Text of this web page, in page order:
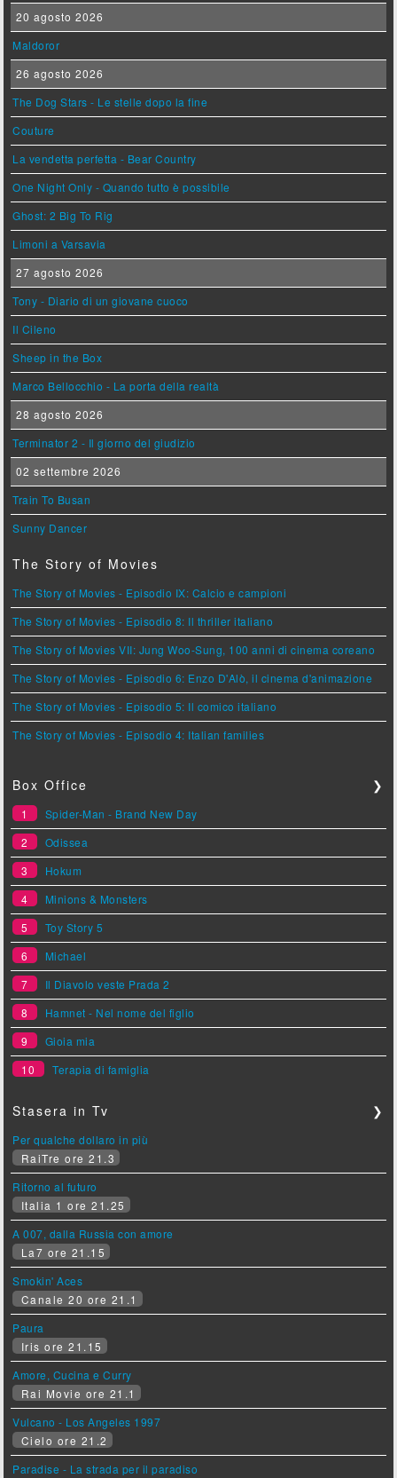
20 agosto 2026
Maldoror
26 agosto 2026
The Dog Stars - Le stelle dopo la fine
Couture
La vendetta perfetta - Bear Country
One Night Only - Quando tutto è possibile
Ghost: 2 Big To Rig
Limoni a Varsavia
27 agosto 2026
Tony - Diario di un giovane cuoco
Il Cileno
Sheep in the Box
Marco Bellocchio - La porta della realtà
28 agosto 2026
Terminator 2 - Il giorno del giudizio
02 settembre 2026
Train To Busan
Sunny Dancer
The Story of Movies
The Story of Movies - Episodio IX: Calcio e campioni
The Story of Movies - Episodio 8: Il thriller italiano
The Story of Movies VII: Jung Woo-Sung, 100 anni di cinema coreano
The Story of Movies - Episodio 6: Enzo D'Alò, il cinema d'animazione
The Story of Movies - Episodio 5: Il comico italiano
The Story of Movies - Episodio 4: Italian families
Box Office ❯
1
Spider-Man - Brand New Day
2
Odissea
3
Hokum
4
Minions & Monsters
5
Toy Story 5
6
Michael
7
Il Diavolo veste Prada 2
8
Hamnet - Nel nome del figlio
9
Gioia mia
10
Terapia di famiglia
Stasera in Tv ❯
Per qualche dollaro in più
RaiTre ore 21.3
Ritorno al futuro
Italia 1 ore 21.25
A 007, dalla Russia con amore
La7 ore 21.15
Smokin' Aces
Canale 20 ore 21.1
Paura
Iris ore 21.15
Amore, Cucina e Curry
Rai Movie ore 21.1
Vulcano - Los Angeles 1997
Cielo ore 21.2
Paradise - La strada per il paradiso